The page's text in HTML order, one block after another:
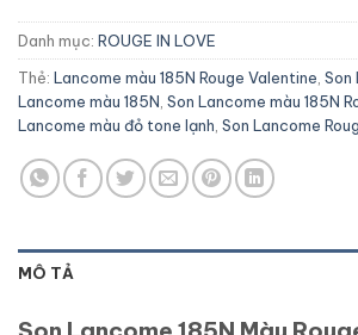
Danh mục: ROUGE IN LOVE
Thẻ: Lancome màu 185N Rouge Valentine Son
Lancome màu 185N Son Lancome màu 185N
Lancome màu đỏ tone lạnh Son Lancome
MÔ TẢ